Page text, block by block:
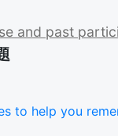
and past
to help you